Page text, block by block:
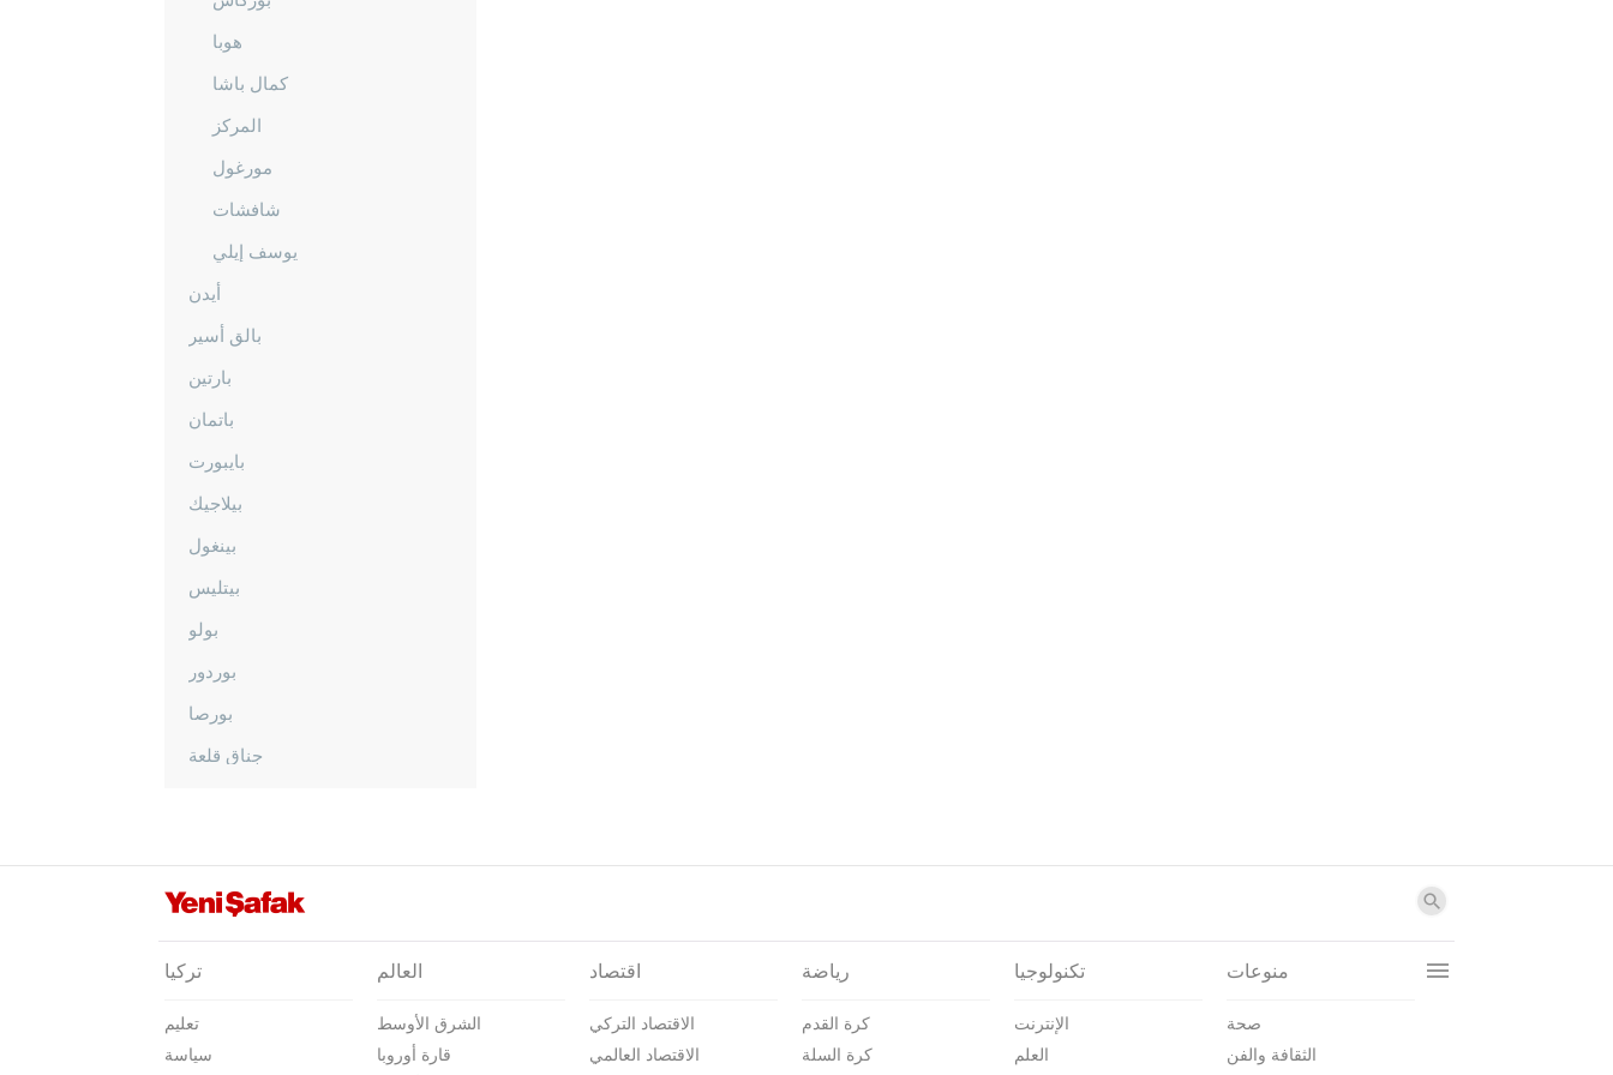
هوبا
كمال باشا
المركز
مورغول
شافشات
يوسف إيلي
أيدن
بالق أسير
بارتين
باتمان
بايبورت
بيلاجيك
بينغول
بيتليس
بولو
بوردور
بورصا
جناق قلعة
دياربكر
دوزجا
إلازغ
تركيا
تعليم
سياسة
العالم
الشرق الأوسط
قارة أوروبا
اقتصاد
الاقتصاد التركي
الاقتصاد العالمي
رياضة
كرة القدم
كرة السلة
تكنولوجيا
الإنترنت
العلم
منوعات
صحة
الثقافة والفن